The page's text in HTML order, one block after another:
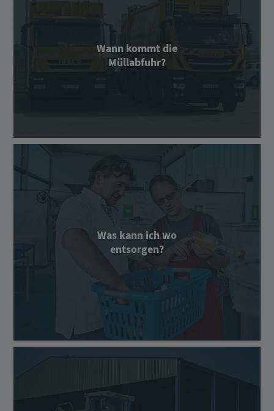
Wann kommt die
Müllabfuhr?
Was kann ich wo
entsorgen?